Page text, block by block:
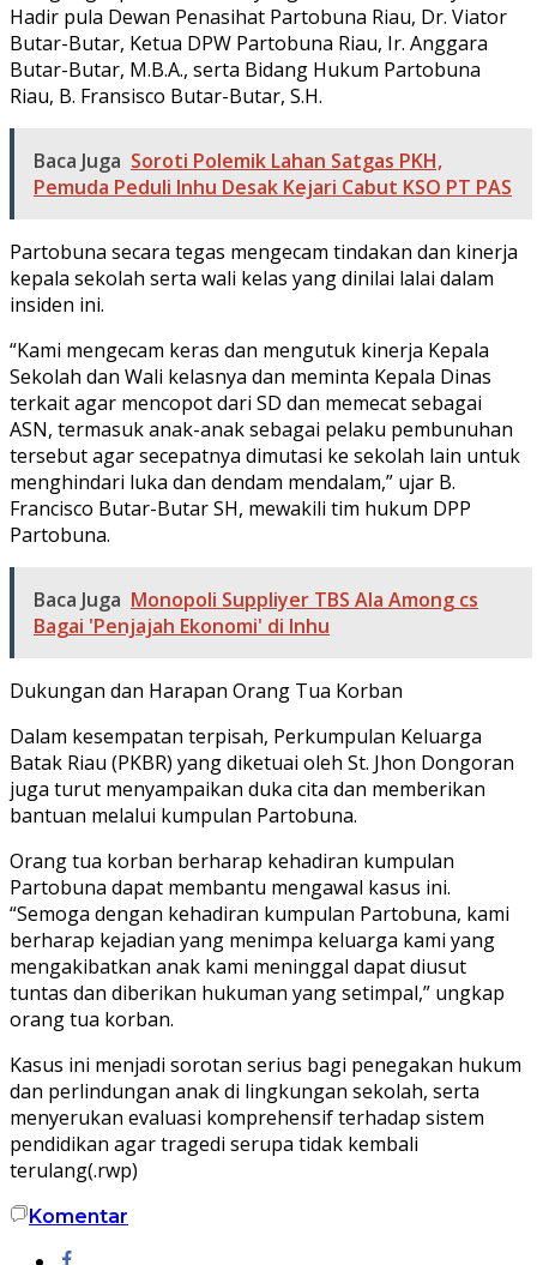
Hadir pula Dewan Penasihat Partobuna Riau, Dr. Viator
Butar-Butar, Ketua DPW Partobuna Riau, Ir. Anggara
Butar-Butar, M.B.A., serta Bidang Hukum Partobuna
Riau, B. Fransisco Butar-Butar, S.H.
Baca Juga Soroti Polemik Lahan Satgas PKH,
Pemuda Peduli Inhu Desak Kejari Cabut KSO PT PAS
Partobuna secara tegas mengecam tindakan dan kinerja
kepala sekolah serta wali kelas yang dinilai lalai dalam
insiden ini.
“Kami mengecam keras dan mengutuk kinerja Kepala
Sekolah dan Wali kelasnya dan meminta Kepala Dinas
terkait agar mencopot dari SD dan memecat sebagai
ASN, termasuk anak-anak sebagai pelaku pembunuhan
tersebut agar secepatnya dimutasi ke sekolah lain untuk
menghindari luka dan dendam mendalam,” ujar B.
Francisco Butar-Butar SH, mewakili tim hukum DPP
Partobuna.
Baca Juga Monopoli Suppliyer TBS Ala Among cs
Bagai 'Penjajah Ekonomi' di Inhu
Dukungan dan Harapan Orang Tua Korban
Dalam kesempatan terpisah, Perkumpulan Keluarga
Batak Riau (PKBR) yang diketuai oleh St. Jhon Dongoran
juga turut menyampaikan duka cita dan memberikan
bantuan melalui kumpulan Partobuna.
Orang tua korban berharap kehadiran kumpulan
Partobuna dapat membantu mengawal kasus ini.
“Semoga dengan kehadiran kumpulan Partobuna, kami
berharap kejadian yang menimpa keluarga kami yang
mengakibatkan anak kami meninggal dapat diusut
tuntas dan diberikan hukuman yang setimpal,” ungkap
orang tua korban.
Kasus ini menjadi sorotan serius bagi penegakan hukum
dan perlindungan anak di lingkungan sekolah, serta
menyerukan evaluasi komprehensif terhadap sistem
pendidikan agar tragedi serupa tidak kembali
terulang(.rwp)
Komentar